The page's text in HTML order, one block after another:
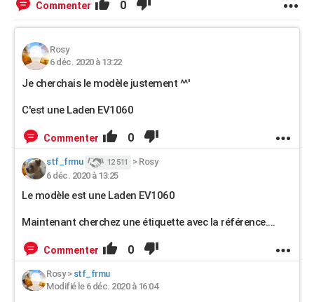
Commenter 0
Rosy
6 déc. 2020 à 13:22
Je cherchais le modèle justement ^^'
C'est une Laden EV1060
Commenter 0
stf_frmu 12 511 > Rosy
6 déc. 2020 à 13:25
Le modèle est une Laden EV1060
Maintenant cherchez une étiquette avec la référence....
Commenter 0
Rosy> stf_frmu
Modifié le 6 déc. 2020 à 16:04